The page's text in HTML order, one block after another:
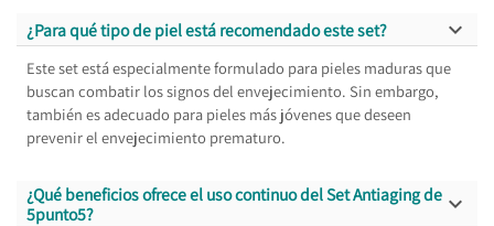
¿Para qué tipo de piel está recomendado este set? 
Este set está especialmente formulado para pieles maduras que
buscan combatir los signos del envejecimiento. Sin embargo,
también es adecuado para pieles más jóvenes que deseen
prevenir el envejecimiento prematuro.
¿Qué beneficios ofrece el uso continuo del Set Antiaging de
5punto5?
